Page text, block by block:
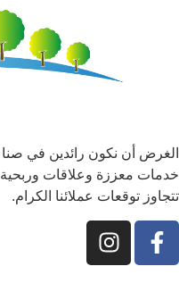
الغرض أن نكون رائدين في
خدمات معززة وعلاقات وربحية.
تتجاوز توقعات عملائنا الكرام.